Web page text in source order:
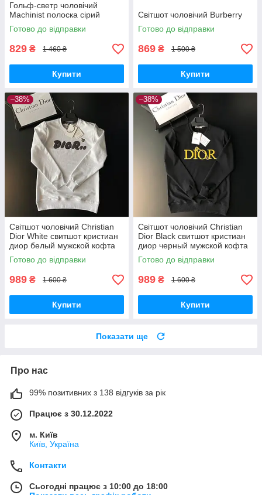
Гольф-светр чоловічий
Machinist полоска сірий
Готово до відправки
829 ₴ 1 460 ₴
Купити
Світшот чоловічий Burberry
Готово до відправки
869 ₴ 1 500 ₴
Купити
–38%
Світшот чоловічий Christian
Dior White свитшот кристиан
диор белый мужской кофта
Готово до відправки
989 ₴ 1 600 ₴
Купити
–38%
Світшот чоловічий Christian
Dior Black свитшот кристиан
диор черный мужской кофта
Готово до відправки
989 ₴ 1 600 ₴
Купити
Показати ще
Про нас
99% позитивних з 138 відгуків за рік
Працює з 30.12.2022
м. Київ
Київ, Україна
Контакти
Сьогодні працює з 10:00 до 18:00